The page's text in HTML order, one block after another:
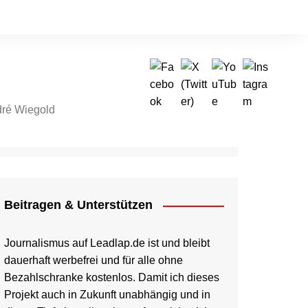
Wiegold
Beitragen & Unterstützen
Journalismus auf Leadlap.de ist und bleibt
dauerhaft werbefrei und für alle ohne
Bezahlschranke kostenlos. Damit ich dieses
Projekt auch in Zukunft unabhängig und in